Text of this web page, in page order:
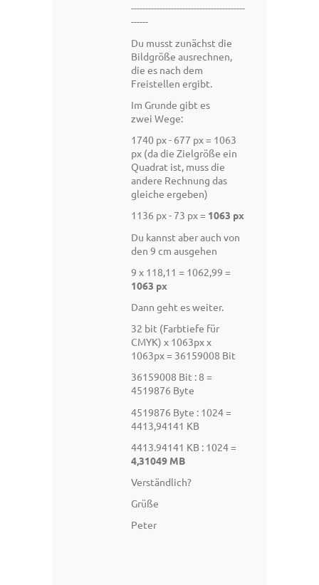
----------------------------------------
------
Du musst zunächst die
Bildgröße ausrechnen,
die es nach dem
Freistellen ergibt.
Im Grunde gibt es
zwei Wege:
1740 px - 677 px = 1063
px (da die Zielgröße ein
Quadrat ist, muss die
andere Rechnung das
gleiche ergeben)
1136 px - 73 px = 1063 px
Du kannst aber auch von
den 9 cm ausgehen
9 x 118,11 = 1062,99 =
1063 px
Dann geht es weiter.
32 bit (Farbtiefe für
CMYK) x 1063px x
1063px = 36159008 Bit
36159008 Bit : 8 =
4519876 Byte
4519876 Byte : 1024 =
4413,94141 KB
4413.94141 KB : 1024 =
4,31049 MB
Verständlich?
Grüße
Peter